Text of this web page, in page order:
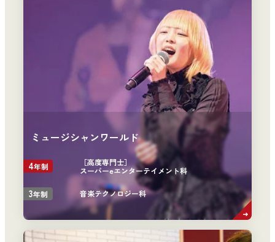
ミュージシャンワールド
4年制
［高度専門士］
スーパーeエンターテイメント科
3年制 音楽テクノロジー科